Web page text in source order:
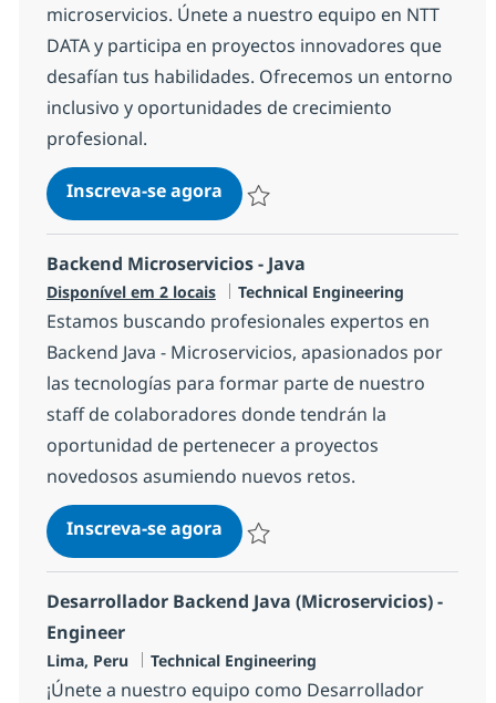
microservicios. Únete a nuestro equipo en NTT
DATA y participa en proyectos innovadores que
desafían tus habilidades. Ofrecemos un entorno
inclusivo y oportunidades de crecimiento
profesional.
Inscreva-se agoraDesarrollador Java Senior - IA
Backend Microservicios - Java
Disponível em 2 locais Categoria
Technical Engineering
Estamos buscando profesionales expertos en
Backend Java - Microservicios, apasionados por
las tecnologías para formar parte de nuestro
staff de colaboradores donde tendrán la
oportunidad de pertenecer a proyectos
novedosos asumiendo nuevos retos.
Inscreva-se agoraBackend Microservicios - Java
Desarrollador Backend Java (Microservicios) -
Engineer
Localização
Lima, Peru Categoria
Technical Engineering
¡Únete a nuestro equipo como Desarrollador